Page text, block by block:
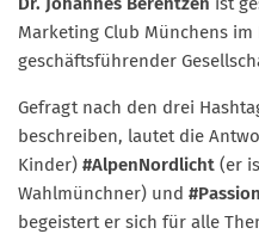
Marketing Pioniere
Arbeitsgruppen
Münchner Marketingpreis
Mentoring
Partnerschaften
Dr. Johannes Berentzen ist
Marketing Club Münchens
geschäftsführender
Gefragt nach den drei
beschreiben, lautet die
Kinder) #AlpenNordlicht (er
Wahlmünchner) und
begeistert er sich für alle